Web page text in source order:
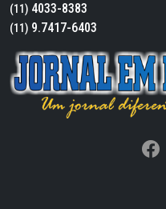
(11) 4033-8383
(11) 9.7417-6403